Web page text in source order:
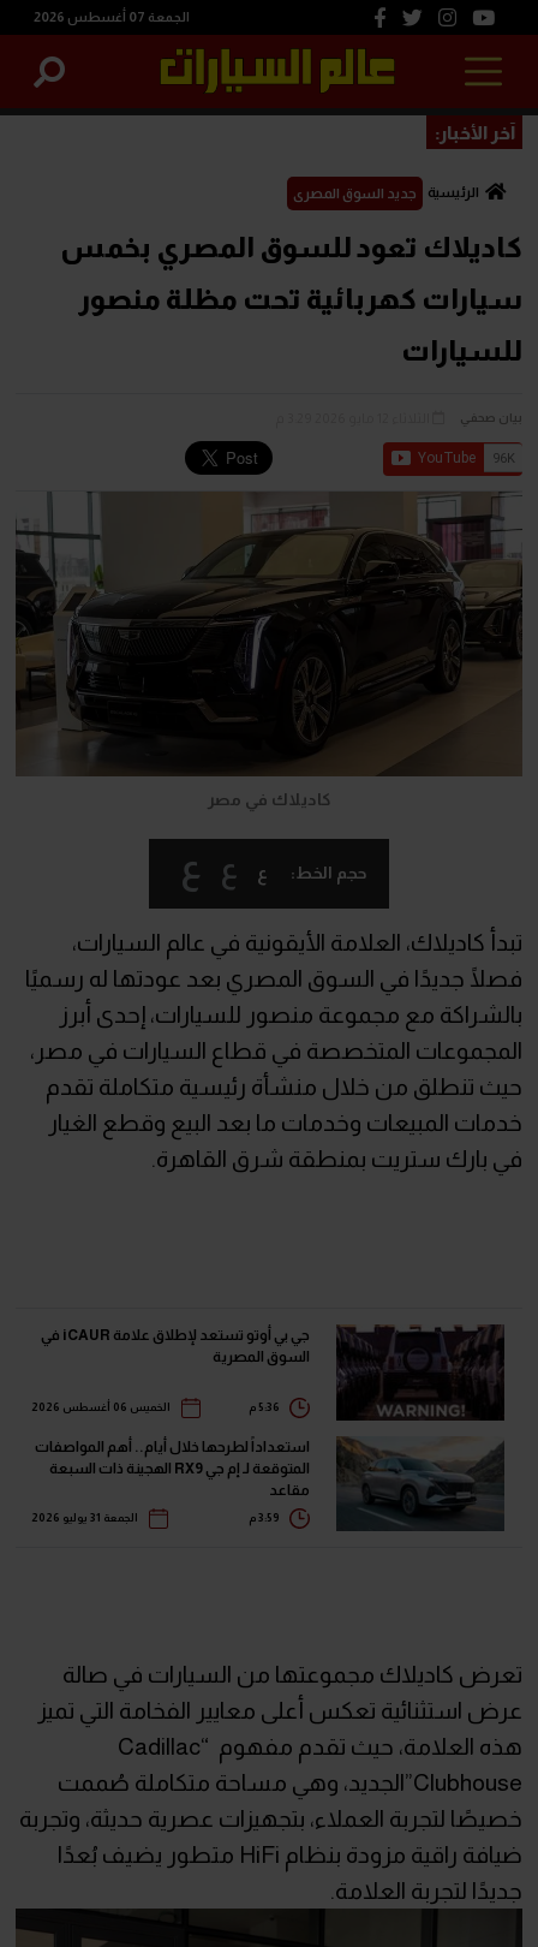
الجمعة 07 أغسطس 2026
آخر الأخبار:
الرئيسية جديد السوق المصرى
كاديلاك تعود للسوق المصري بخمس
سيارات كهربائية تحت مظلة منصور
للسيارات
بيان صحفي
كاديلاك في مصر
حجم الخط: ع ع ع
تبدأ كاديلاك، العلامة الأيقونية في عالم السيارات،
فصلًا جديدًا في السوق المصري بعد عودتها له رسميًا
بالشراكة مع مجموعة منصور للسيارات، إحدى أبرز
المجموعات المتخصصة في قطاع السيارات في مصر،
حيث تنطلق من خلال منشأة رئيسية متكاملة تقدم
خدمات المبيعات وخدمات ما بعد البيع وقطع الغيار
في بارك ستريت بمنطقة شرق القاهرة.
جي بي أوتو تستعد لإطلاق علامة iCAUR في
السوق المصرية
الخميس 06 أغسطس 2026
استعداداً لطرحها خلال أيام.. أهم المواصفات
المتوقعة لـ إم جي RX9 الهجينة ذات السبعة
مقاعد
الجمعة 31 يوليو 2026
تعرض كاديلاك مجموعتها من السيارات في صالة
عرض استثنائية تعكس أعلى معايير الفخامة التي تميز
هذه العلامة، حيث تقدم مفهوم “Cadillac
Clubhouse”الجديد، وهي مساحة متكاملة صُممت
خصيصًا لتجربة العملاء، بتجهيزات عصرية حديثة، وتجربة
ضيافة راقية مزودة بنظام HiFi متطور يضيف بُعدًا
جديدًا لتجربة العلامة.